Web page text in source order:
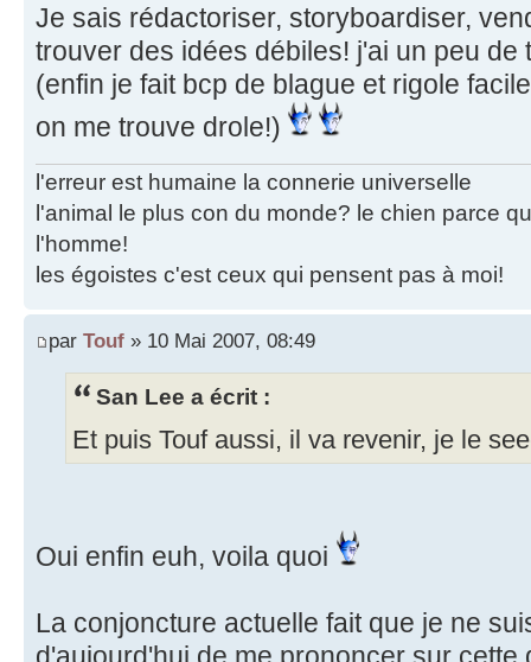
Je sais rédactoriser, storyboardiser,
trouver des idées débiles! j'ai un peu de
(enfin je fait bcp de blague et rigole
on me trouve drole!)
l'erreur est humaine la connerie universelle
l'animal le plus con du monde? le chien parce
l'homme!
les égoistes c'est ceux qui pensent pas à moi!
par Touf » 10 Mai 2007, 08:49
San Lee a écrit :
Et puis Touf aussi, il va revenir, je le
Oui enfin euh, voila quoi
La conjoncture actuelle fait que je ne